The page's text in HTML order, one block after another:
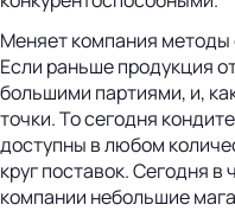
Меняет компания методы
Если раньше продукция
большими партиями, и,
точки. То сегодня
доступны в любом
круг поставок. Сегодня
компании небольшие